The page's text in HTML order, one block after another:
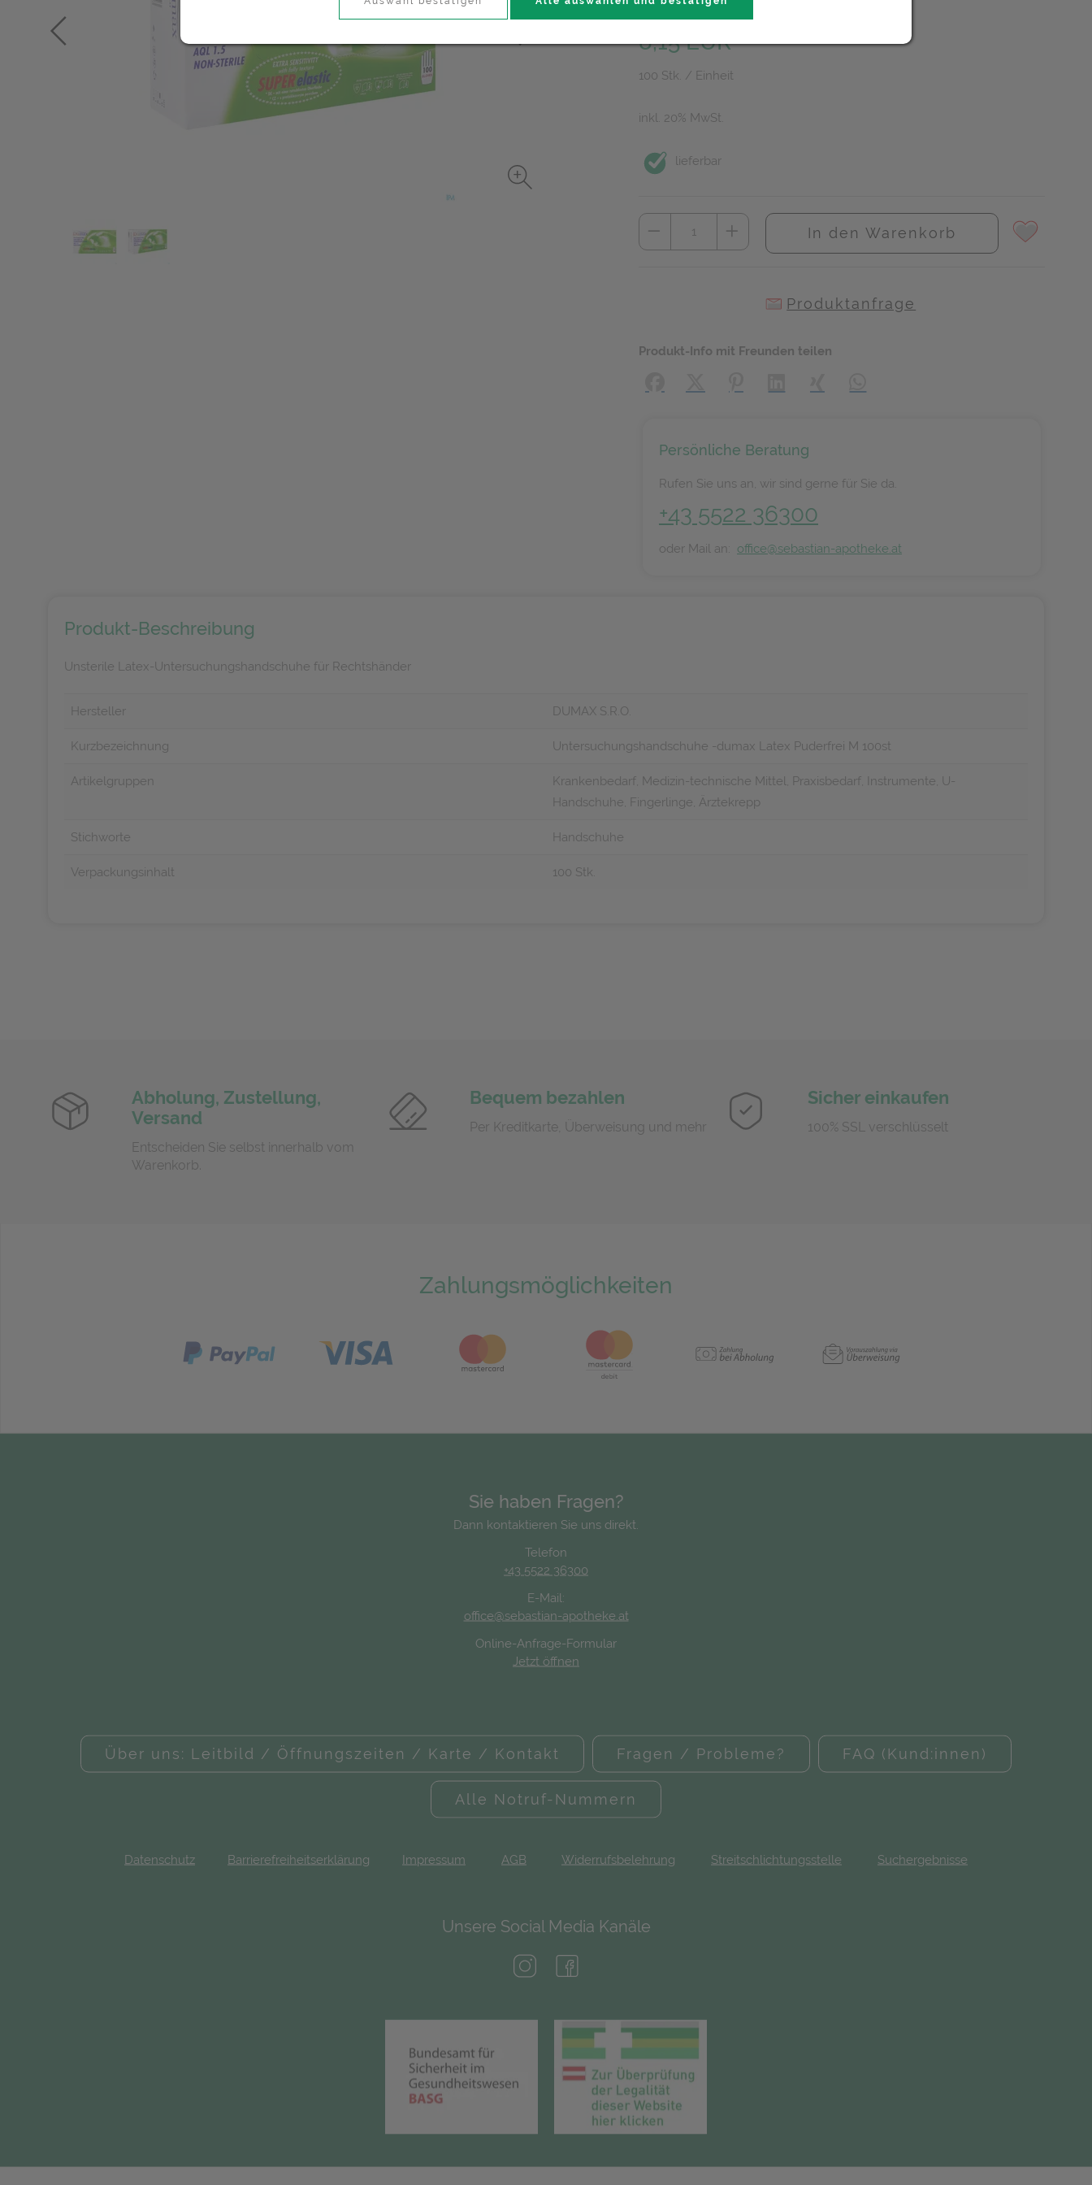
PZN: 2995458
8,15 EUR
100 Stk. / Einheit
inkl. 20% MwSt.
lieferbar
In den Warenkorb
Produktanfrage
Produkt-Info mit Freunden teilen
Persönliche Beratung
Rufen Sie uns an, wir sind gerne für Sie da.
+43 5522 36300
oder Mail an: office@sebastian-apotheke.at
Produkt-Beschreibung
Unsterile Latex-Untersuchungshandschuhe für Rechtshänder
Hersteller DUMAX S.R.O.
Kurzbezeichnung Untersuchungshandschuhe -dumax Latex Puderfrei M 100st
Artikelgruppen
Krankenbedarf, Medizin-technische Mittel, Praxisbedarf, Instrumente, U-
Handschuhe, Fingerlinge, Ärztekrepp
Stichworte Handschuhe
Verpackungsinhalt 100 Stk.
Abholung, Zustellung,
Versand
Entscheiden Sie selbst innerhalb vom
Warenkorb.
Bequem bezahlen
Per Kreditkarte, Überweisung und mehr
Sicher einkaufen
100% SSL verschlüsselt
Zahlungsmöglichkeiten
Sie haben Fragen?
Dann kontaktieren Sie uns direkt.
Telefon
+43 5522 36300
E-Mail:
office@sebastian-apotheke.at
Online-Anfrage-Formular
Jetzt öffnen
Über uns: Leitbild / Öffnungszeiten / Karte / Kontakt Fragen / Probleme? FAQ (Kund:innen)
Alle Notruf-Nummern
Datenschutz Barrierefreiheitserklärung Impressum AGB Widerrufsbelehrung Streitschlichtungsstelle Suchergebnisse
Unsere Social Media Kanäle
(öffnet in neuem Tab)
(öffnet in neuem Tab)